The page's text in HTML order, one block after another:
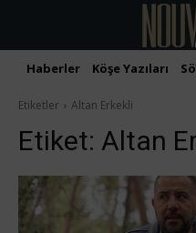
Haberler Köşe Yazıları
Etiketler Altan Erkekli
Etiket: Altan